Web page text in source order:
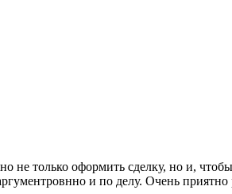
не только оформить сделку, но и,
и по делу. Очень приятно